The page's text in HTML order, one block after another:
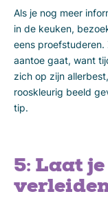
Als je nog meer
in de keuken,
eens
aantoe gaat, want
zich op zijn
rooskleurig beeld
tip.
5: Laat